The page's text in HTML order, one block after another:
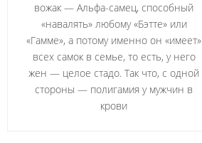
вожак — Альфа-самец, способный
«навалять» любому «Бэтте» или
«Гамме», а потому именно он «имеет»
всех самок в семье, то есть, у него
жен — целое стадо. Так что, с одной
стороны — полигамия у мужчин в
крови